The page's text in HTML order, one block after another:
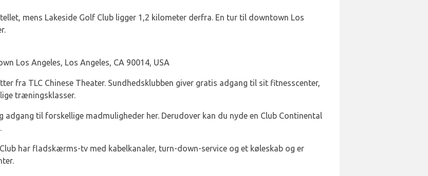
mens Lakeside Golf Club ligger 1,2 kilometer derfra. En tur til downtown Los
Los Angeles, Los Angeles, CA 90014, USA
fra TLC Chinese Theater. Sundhedsklubben giver gratis adgang til sit fitnesscenter,
træningsklasser.
til forskellige madmuligheder her. Derudover kan du nyde en Club Continental
har fladskærms-tv med kabelkanaler, turn-down-service og et køleskab og er